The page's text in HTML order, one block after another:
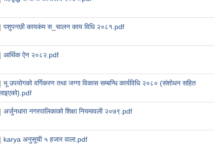
पशुपनछी कायकंम स_चालन काय विधि २०८१.pdf
आर्थिक ऐन २०८२.pdf
भू उपयोगको वर्गिकरण तथा जग्गा विकास सम्बन्धि कार्यविधि २०८० (संशोधन सहित
अर्जुनधारा नगरपालिकाको शिक्षा नियमावली २०७९.pdf
karya अनुसूची ५ हजार वाला.pdf